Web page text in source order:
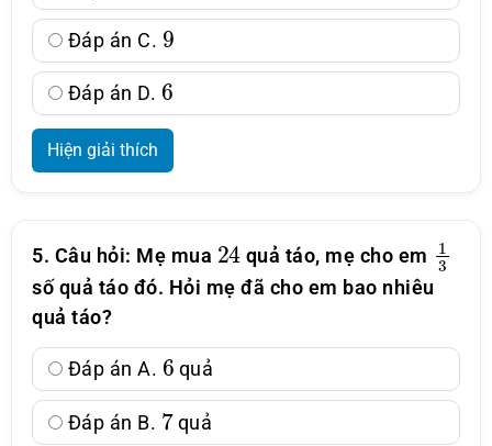
Đáp án C.
9
Đáp án D.
6
Hiện giải thích
5. Câu hỏi: Mẹ mua
24
quả táo, mẹ cho em
1
số quả táo đó. Hỏi mẹ đã cho em bao nhiêu
quả táo?
Đáp án A.
6
quả
Đáp án B.
7
quả